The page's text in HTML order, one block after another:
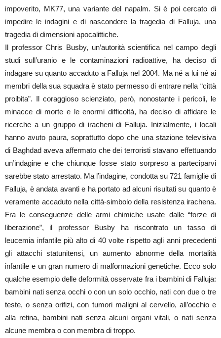
impoverito, MK77, una variante del napalm. Si è poi cercato di
impedire le indagini e di nascondere la tragedia di Falluja, una
tragedia di dimensioni apocalittiche.
Il professor Chris Busby, un’autorità scientifica nel campo degli
studi sull’uranio e le contaminazioni radioattive, ha deciso di
indagare su quanto accaduto a Falluja nel 2004. Ma né a lui né ai
membri della sua squadra è stato permesso di entrare nella “città
proibita”. Il coraggioso scienziato, però, nonostante i pericoli, le
minacce di morte e le enormi difficoltà, ha deciso di affidare le
ricerche a un gruppo di iracheni di Falluja. Inizialmente, i locali
hanno avuto paura, soprattutto dopo che una stazione televisiva
di Baghdad aveva affermato che dei terroristi stavano effettuando
un’indagine e che chiunque fosse stato sorpreso a parteciparvi
sarebbe stato arrestato. Ma l’indagine, condotta su 721 famiglie di
Falluja, è andata avanti e ha portato ad alcuni risultati su quanto è
veramente accaduto nella città-simbolo della resistenza irachena.
Fra le conseguenze delle armi chimiche usate dalle “forze di
liberazione”, il professor Busby ha riscontrato un tasso di
leucemia infantile più alto di 40 volte rispetto agli anni precedenti
gli attacchi statunitensi, un aumento abnorme della mortalità
infantile e un gran numero di malformazioni genetiche. Ecco solo
qualche esempio delle deformità osservate fra i bambini di Falluja:
bambini nati senza occhi o con un solo occhio, nati con due o tre
teste, o senza orifizi, con tumori maligni al cervello, all’occhio e
alla retina, bambini nati senza alcuni organi vitali, o nati senza
alcune membra o con membra di troppo.